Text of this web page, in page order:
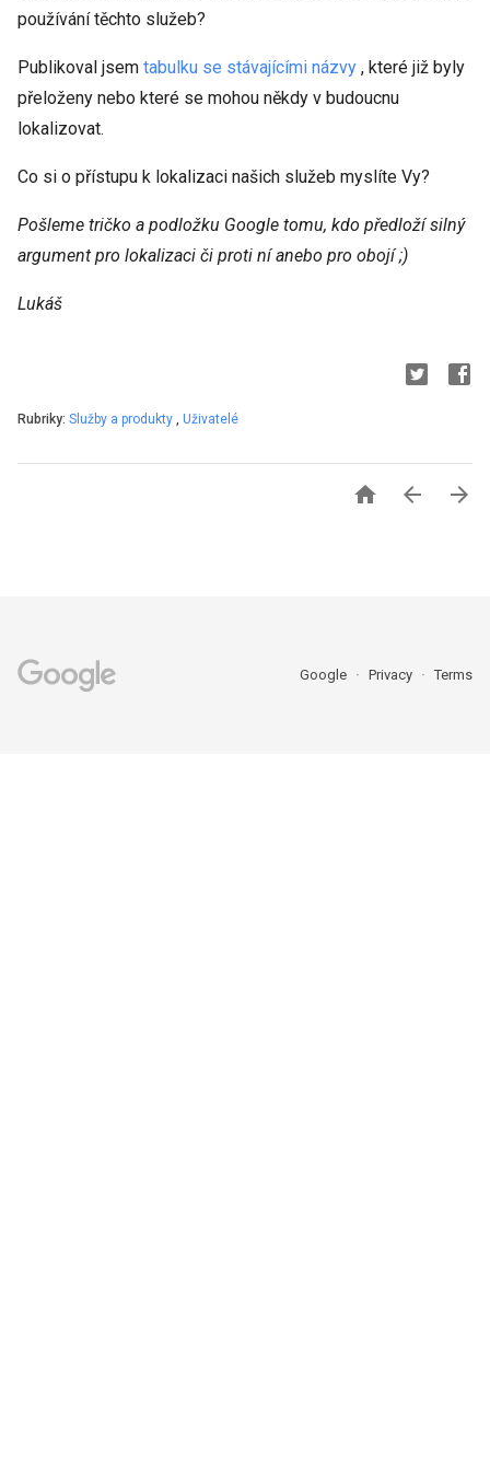
používání těchto služeb?
Publikoval jsem tabulku se stávajícími názvy , které již byly
přeloženy nebo které se mohou někdy v budoucnu
lokalizovat.
Co si o přístupu k lokalizaci našich služeb myslíte Vy?
Pošleme tričko a podložku Google tomu, kdo předloží silný
argument pro lokalizaci či proti ní anebo pro obojí ;)
Lukáš
Rubriky: Služby a produkty , Uživatelé
  
Google Privacy Terms